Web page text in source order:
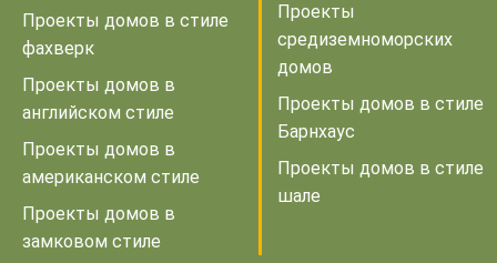
Проекты домов в стиле
фахверк
Проекты домов в
английском стиле
Проекты домов в
американском стиле
Проекты домов в
замковом стиле
Проекты
средиземноморских
домов
Проекты домов в стиле
Барнхаус
Проекты домов в стиле
шале